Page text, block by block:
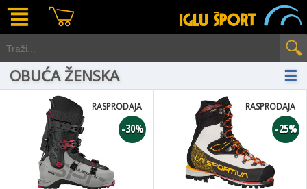
OBUĆA ŽENSKA ☰
-30%
RASPRODAJA
-25%
RASPRODAJA